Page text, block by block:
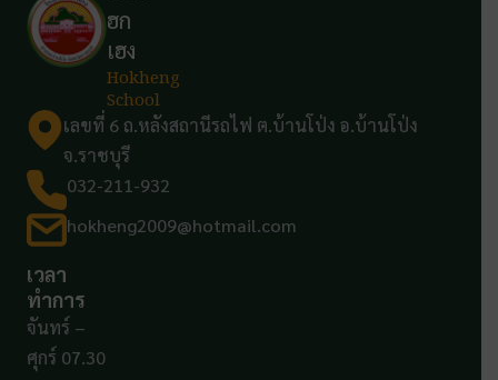
ฮก
เฮง
Hokheng
School
เลขที่ 6 ถ.หลังสถานีรถไฟ ต.บ้านโป่ง อ.บ้านโป่ง
จ.ราชบุรี
032-211-932
hokheng2009@hotmail.com
เวลา
ทำการ
จันทร์ –
ศุกร์ 07.30